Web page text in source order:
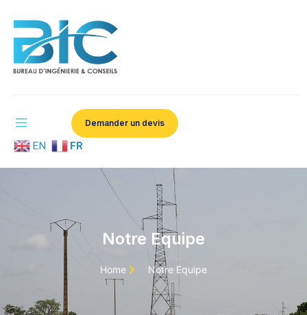
Demander un devis
EN FR
Notre Equipe
Home Notre Equipe